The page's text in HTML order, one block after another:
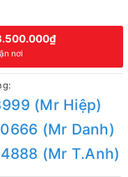
nơi
(Mr Hiệp)
(Mr Danh)
(Mr T.Anh)